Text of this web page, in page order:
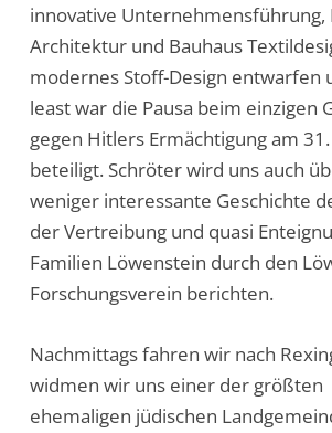
innovative Unternehmensführung,
Architektur und Bauhaus
modernes Stoff-Design entwarfen
least war die Pausa beim einzigen
gegen Hitlers Ermächtigung am
beteiligt. Schröter wird uns auch
weniger interessante Geschichte
der Vertreibung und quasi
Familien Löwenstein durch den
Forschungsverein berichten.
Nachmittags fahren wir nach
widmen wir uns einer der größten
ehemaligen jüdischen